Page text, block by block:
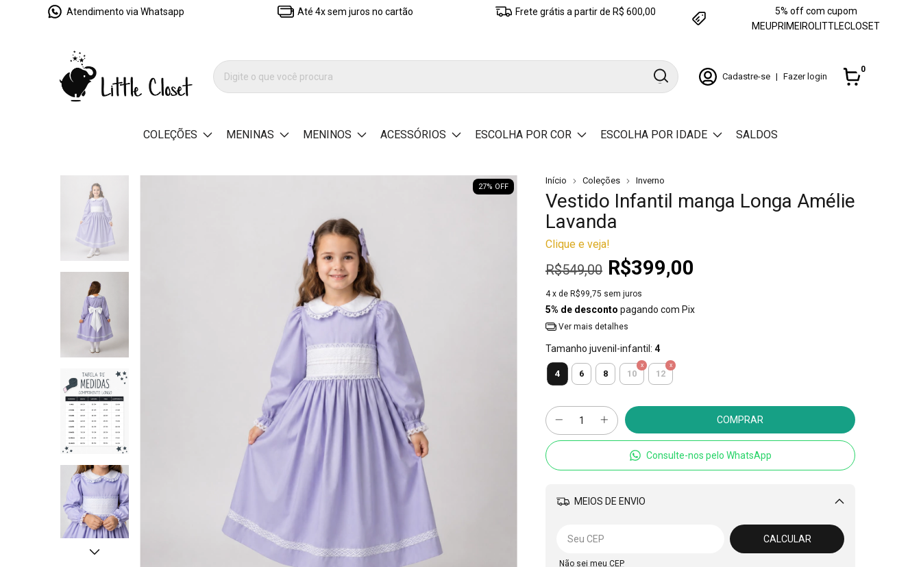
Atendimento via Whatsapp Até 4x sem juros no cartão Frete grátis a partir de R$ 600,00
5% off com cupom
MEUPRIMEIROLITTLECLOSET
Cadastre-se | Fazer login
0
COLEÇÕES MENINAS MENINOS ACESSÓRIOS ESCOLHA POR COR ESCOLHA POR IDADE SALDOS
27% OFF
Início Coleções Inverno
Vestido Infantil manga Longa Amélie
Lavanda
Clique e veja!
R$549,00 R$399,00
4 x de R$99,75 sem juros
5% de desconto pagando com Pix
Ver mais detalhes
Tamanho juvenil-infantil: 4
4 6 8 10 12
Consulte-nos pelo WhatsApp
MEIOS DE ENVIO
Alterar CEP
CALCULAR
Não sei meu CEP